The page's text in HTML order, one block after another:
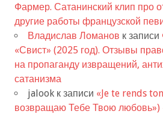
Фармер. Сатанинский клип про
другие работы французской
Владислав Ломанов к записи
«Свист» (2025 год). Отзывы
на пропаганду извращений,
сатанизма
jalook к записи «Je te rends
возвращаю Тебе Твою